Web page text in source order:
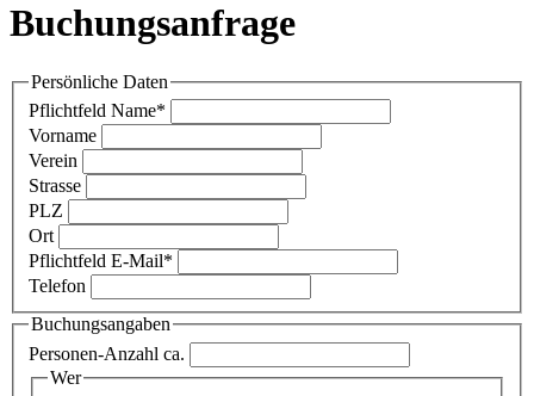
Buchungsanfrage
Persönliche Daten
Pflichtfeld Name*
Vorname
Verein
Strasse
PLZ
Ort
Pflichtfeld E-Mail*
Telefon
Buchungsangaben
Personen-Anzahl ca.
Wer